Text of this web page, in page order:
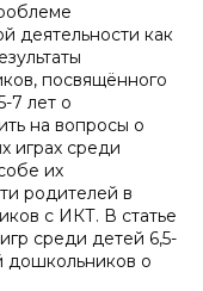
деятельности как
посвящённого
7 лет о
на вопросы о
играх среди
их
родителей в
с ИКТ. В статье
среди детей 6,5-
дошкольников о